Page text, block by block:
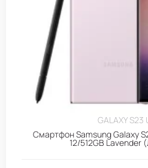
GALAXY S23
Смартфон Samsung Galaxy
12/512GB Lavender